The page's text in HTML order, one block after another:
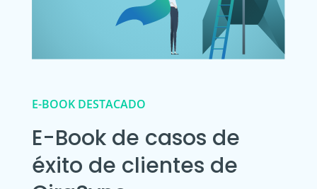
E-BOOK DESTACADO
E-Book de casos de
éxito de clientes de